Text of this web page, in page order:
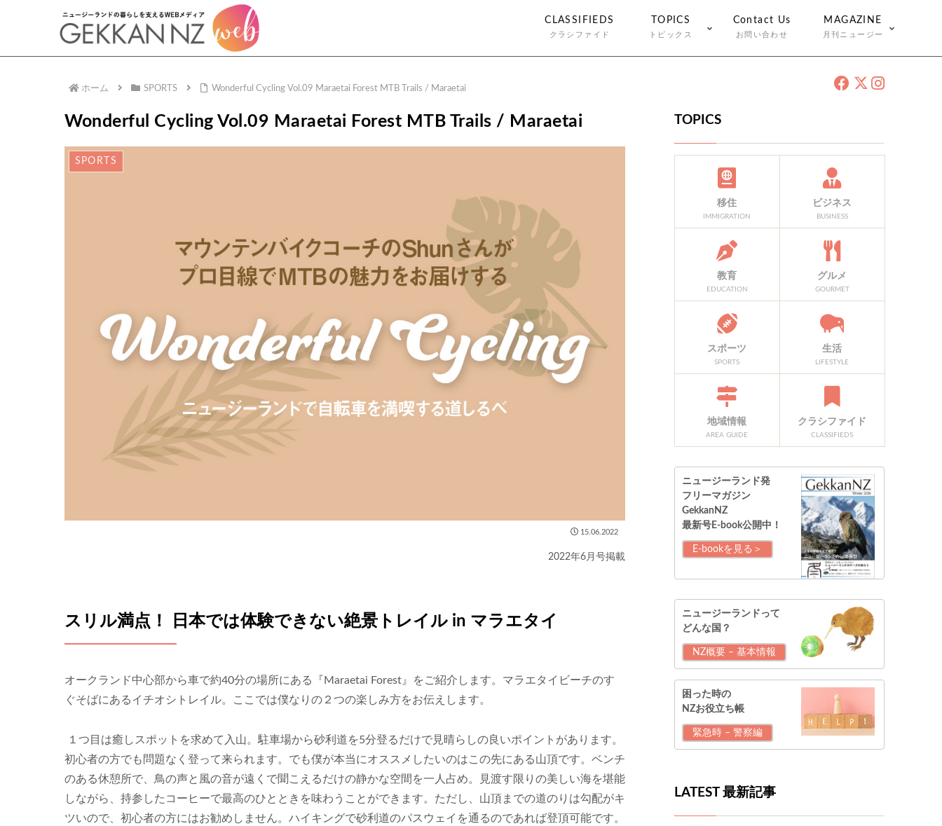
CLASSIFIEDS
クラシファイド
TOPICS
トピックス
Contact Us
お問い合わせ
MAGAZINE
月刊ニュージー
ホーム SPORTS Wonderful Cycling Vol.09 Maraetai Forest MTB Trails / Maraetai
Wonderful Cycling Vol.09 Maraetai Forest MTB Trails / Maraetai
SPORTS
15.06.2022
2022年6月号掲載
スリル満点！ 日本では体験できない絶景トレイル in マラエタイ
オークランド中心部から車で約40分の場所にある『Maraetai Forest』をご紹介します。マラエタイビーチのす
ぐそばにあるイチオシトレイル。ここでは僕なりの２つの楽しみ方をお伝えします。
１つ目は癒しスポットを求めて入山。駐車場から砂利道を5分登るだけで見晴らしの良いポイントがあります。
初心者の方でも問題なく登って来られます。でも僕が本当にオススメしたいのはこの先にある山頂です。ベンチ
のある休憩所で、鳥の声と風の音が遠くで聞こえるだけの静かな空間を一人占め。見渡す限りの美しい海を堪能
しながら、持参したコーヒーで最高のひとときを味わうことができます。ただし、山頂までの道のりは勾配がキ
ツいので、初心者の方にはお勧めしません。ハイキングで砂利道のパスウェイを通るのであれば登頂可能です。
TOPICS
移住
IMMIGRATION
ビジネス
BUSINESS
教育
EDUCATION
グルメ
GOURMET
スポーツ
SPORTS
生活
LIFESTYLE
地域情報
AREA GUIDE
クラシファイド
CLASSIFIEDS
ニュージーランド発
フリーマガジン
GekkanNZ
最新号E-book公開中！
E-bookを見る＞
ニュージーランドって
どんな国？
NZ概要 – 基本情報
困った時の
NZお役立ち帳
緊急時 – 警察編
LATEST 最新記事